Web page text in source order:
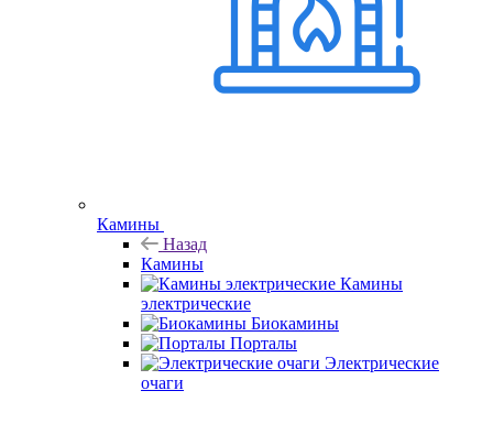
Камины
Назад
Камины
Камины
электрические
Биокамины
Порталы
Электрические
очаги